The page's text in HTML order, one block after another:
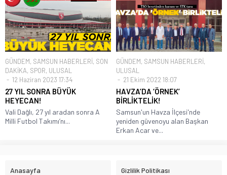
GÜNDEM, SAMSUN HABERLERİ, SON
DAKİKA, SPOR, ULUSAL
12 Haziran 2023 17:34
27 YIL SONRA BÜYÜK
HEYECAN!
Vali Dağlı, 27 yıl aradan sonra A
Milli Futbol Takımı’nı...
GÜNDEM, SAMSUN HABERLERİ,
ULUSAL
21 Ekim 2022 18:07
HAVZA’DA ‘ÖRNEK’
BİRLİKTELİK!
Samsun'un Havza İlçesi'nde
yeniden güvenoyu alan Başkan
Erkan Acar ve...
Anasayfa Gizlilik Politikası